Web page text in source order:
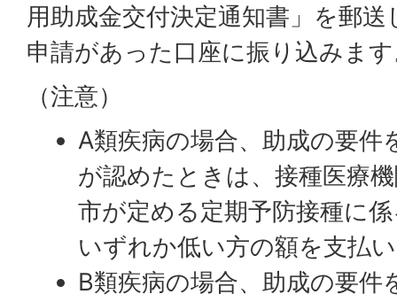
用助成金交付決定通知書」を郵
申請があった口座に振り込みま
（注意）
A類疾病の場合、助成の要件
が認めたときは、接種医療
市が定める定期予防接種に
いずれか低い方の額を支払
B類疾病の場合、助成の要